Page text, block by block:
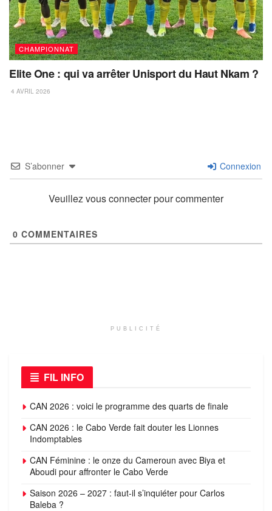
CHAMPIONNAT
Elite One : qui va arrêter Unisport du Haut Nkam ?
4 AVRIL 2026
S’abonner Connexion
Veuillez vous connecter pour commenter
0 COMMENTAIRES
PUBLICITÉ
FIL INFO
CAN 2026 : voici le programme des quarts de finale
CAN 2026 : le Cabo Verde fait douter les Lionnes
Indomptables
CAN Féminine : le onze du Cameroun avec Biya et
Aboudi pour affronter le Cabo Verde
Saison 2026 – 2027 : faut-il s’inquiéter pour Carlos
Baleba ?